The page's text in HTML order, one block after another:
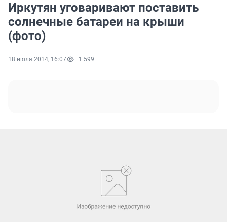
Иркутян уговаривают поставить
солнечные батареи на крыши
(фото)
18 июля 2014, 16:07 1 599